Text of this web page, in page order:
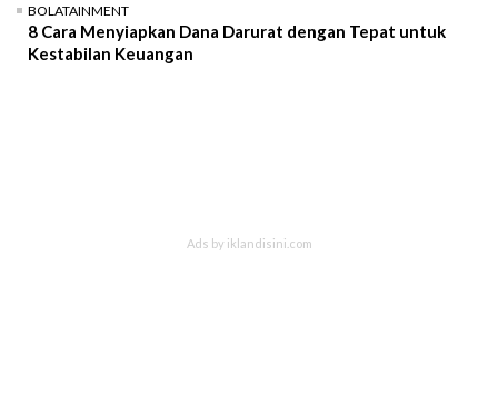
BOLATAINMENT
8 Cara Menyiapkan Dana Darurat dengan Tepat untuk
Kestabilan Keuangan